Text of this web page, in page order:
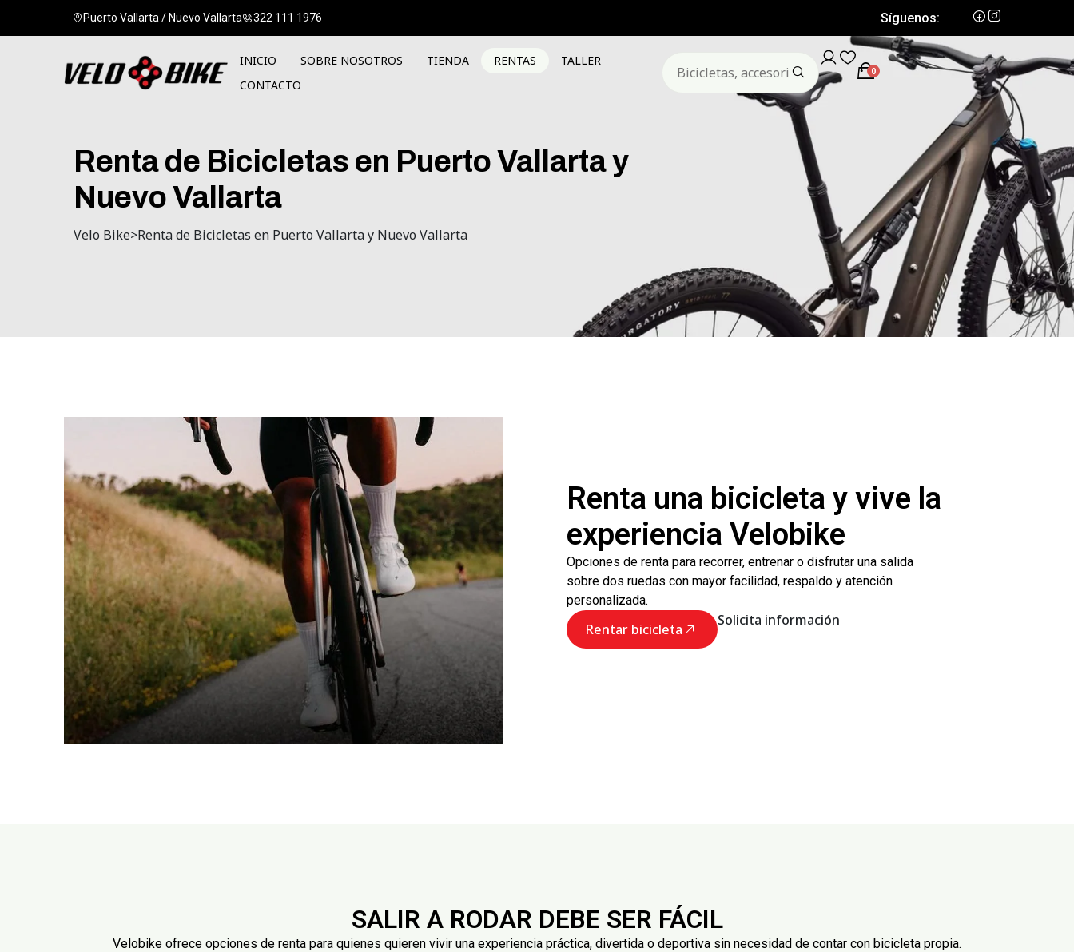
Puerto Vallarta / Nuevo Vallarta 322 111 1976 Síguenos:
INICIO SOBRE NOSOTROS TIENDA RENTAS
TALLER
CONTACTO
0
Rentade Bicicletas en PuertoVallartay
NuevoVallarta
Velo Bike>Renta de Bicicletas en Puerto Vallarta y Nuevo Vallarta
Renta una bicicleta y vive la
experiencia Velobike
Opciones de renta para recorrer, entrenar o disfrutar una salida
sobre dos ruedas con mayor facilidad, respaldo y atención
personalizada.
Rentar bicicleta
Solicita información
SALIR A RODAR DEBE SER FÁCIL
Velobike ofrece opciones de renta para quienes quieren vivir una experiencia práctica, divertida o deportiva sin necesidad de contar con bicicleta propia.